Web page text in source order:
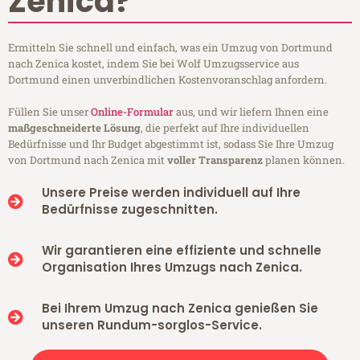
Ermitteln Sie schnell und einfach, was ein Umzug von Dortmund
nach Zenica kostet, indem Sie bei Wolf Umzugsservice aus
Dortmund einen unverbindlichen Kostenvoranschlag anfordern.
Füllen Sie unserOnline-Formularaus, und wir liefern Ihnen eine
maßgeschneiderte Lösung, die perfekt auf Ihre individuellen
Bedürfnisse und Ihr Budget abgestimmt ist, sodass Sie Ihre Umzug
von Dortmund nach Zenica mitvoller Transparenzplanen können.
Unsere Preise werden individuell auf Ihre
Bedürfnisse zugeschnitten.
Wir garantieren eine effiziente und schnelle
Organisation Ihres Umzugs nach Zenica.
Bei Ihrem Umzug nach Zenica genießen Sie
unseren Rundum-sorglos-Service.